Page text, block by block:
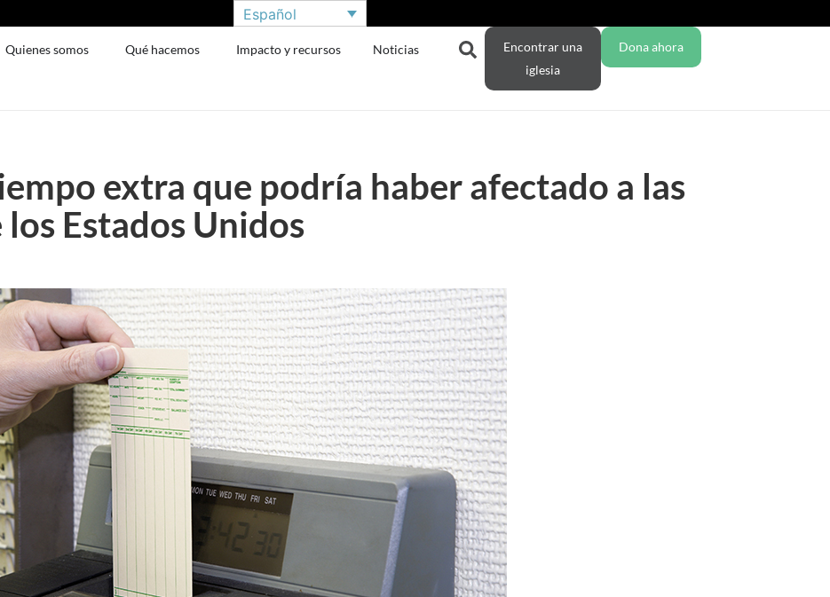
Español
Quienes somos Qué hacemos Impacto y recursos Noticias
Encontrar una
iglesia
Dona ahora
extra que podría haber afectado a las
los Estados Unidos